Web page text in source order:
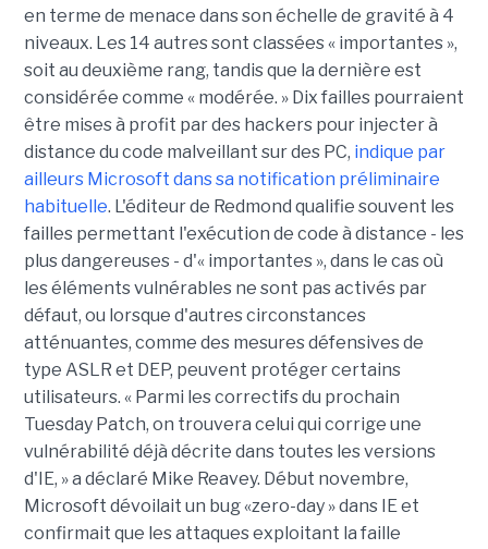
en terme de menace dans son échelle de gravité à 4
niveaux. Les 14 autres sont classées « importantes »,
soit au deuxième rang, tandis que la dernière est
considérée comme « modérée. » Dix failles pourraient
être mises à profit par des hackers pour injecter à
distance du code malveillant sur des PC, indique par
ailleurs Microsoft dans sa notification préliminaire
habituelle. L'éditeur de Redmond qualifie souvent les
failles permettant l'exécution de code à distance - les
plus dangereuses - d'« importantes », dans le cas où
les éléments vulnérables ne sont pas activés par
défaut, ou lorsque d'autres circonstances
atténuantes, comme des mesures défensives de
type ASLR et DEP, peuvent protéger certains
utilisateurs. « Parmi les correctifs du prochain
Tuesday Patch, on trouvera celui qui corrige une
vulnérabilité déjà décrite dans toutes les versions
d'IE, » a déclaré Mike Reavey. Début novembre,
Microsoft dévoilait un bug «zero-day » dans IE et
confirmait que les attaques exploitant la faille